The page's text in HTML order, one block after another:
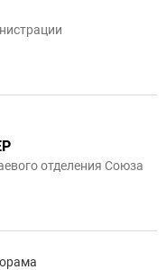
отделения Союза